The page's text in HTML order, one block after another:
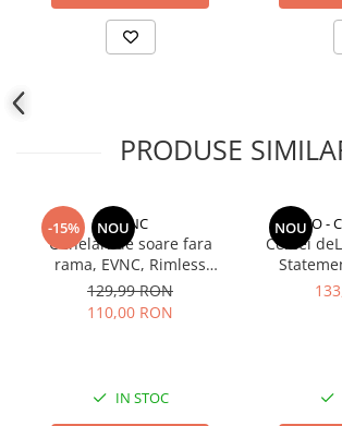
Indosariere documente
Instrumente de scris
Produse digitale (download)
PRODUSE
-15% NOUEVNC
Ochelari de soare fara
rama, EVNC, Rimless
Featherlight, unisex
129,99 RON
110,00 RON
IN STOC
NOUCCO -
Cercei